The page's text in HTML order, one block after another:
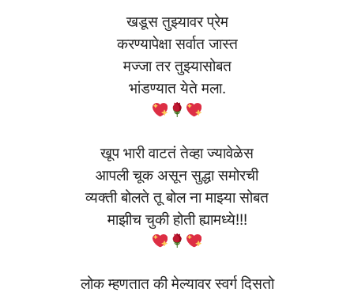
खडूस तुझ्यावर प्रेम
करण्यापेक्षा सर्वात जास्त
मज्जा तर तुझ्यासोबत
भांडण्यात येते मला.
खूप भारी वाटतं तेव्हा ज्यावेळेस
आपली चूक असून सुद्धा समोरची
व्यक्ती बोलते तू बोल ना माझ्या सोबत
माझीच चुकी होती ह्यामध्ये!!!
लोक म्हणतात की मेल्यावर स्वर्ग दिसतो